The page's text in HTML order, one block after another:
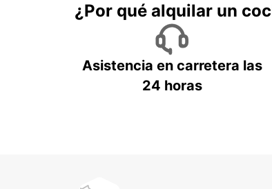
¿Por qué alquilar un
Asistencia en carretera las
24 horas